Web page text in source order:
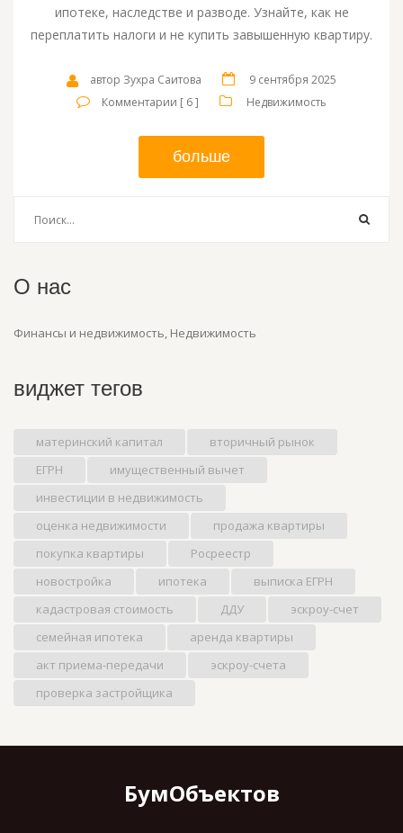
ипотеке, наследстве и разводе. Узнайте, как не
переплатить налоги и не купить завышенную квартиру.
автор Зухра Саитова
9 сентября 2025
Комментарии [ 6 ]
Недвижимость
больше
О нас
Финансы и недвижимость, Недвижимость
виджет тегов
материнский капитал
вторичный рынок
ЕГРН
имущественный вычет
инвестиции в недвижимость
оценка недвижимости
продажа квартиры
покупка квартиры
Росреестр
новостройка
ипотека
выписка ЕГРН
кадастровая стоимость
ДДУ
эскроу-счет
семейная ипотека
аренда квартиры
акт приема-передачи
эскроу-счета
проверка застройщика
БумОбъектов